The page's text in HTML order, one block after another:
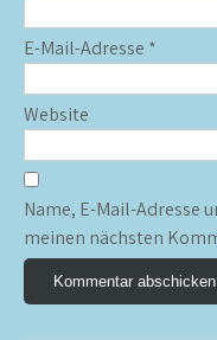
E-Mail-Adresse *
Website
Name, E-Mail-Adresse
meinen nächsten